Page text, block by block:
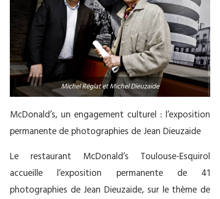
Michel Réglat et Michel Dieuzaide
McDonald’s, un engagement culturel : l’exposition
permanente de photographies de Jean Dieuzaide
Le restaurant McDonald’s Toulouse-Esquirol
accueille l’exposition permanente de 41
photographies de Jean Dieuzaide, sur le thème de